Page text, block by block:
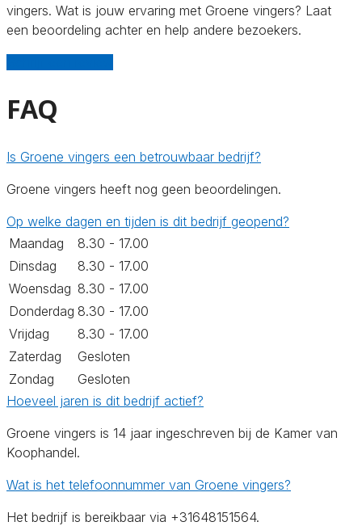
vingers. Wat is jouw ervaring met Groene vingers? Laat
een beoordeling achter en help andere bezoekers.
FAQ
Is Groene vingers een betrouwbaar bedrijf?
Groene vingers heeft nog geen beoordelingen.
Op welke dagen en tijden is dit bedrijf geopend?
Maandag
8.30 - 17.00
Dinsdag
8.30 - 17.00
Woensdag 8.30 - 17.00
Donderdag 8.30 - 17.00
Vrijdag
8.30 - 17.00
Zaterdag
Gesloten
Zondag
Gesloten
Hoeveel jaren is dit bedrijf actief?
Groene vingers is 14 jaar ingeschreven bij de Kamer van
Koophandel.
Wat is het telefoonnummer van Groene vingers?
Het bedrijf is bereikbaar via +31648151564.